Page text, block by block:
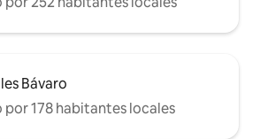
Bávaro
por 178 habitantes locales